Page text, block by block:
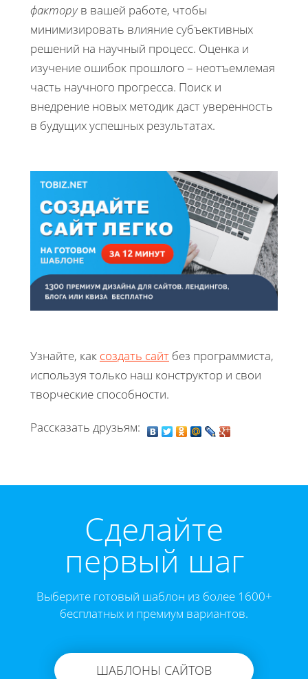
факторув вашей работе, чтобы
минимизировать влияние субъективных
решений на научный процесс. Оценка и
изучение ошибок прошлого – неотъемлемая
часть научного прогресса. Поиск и
внедрение новых методик даст уверенность
в будущих успешных результатах.
Узнайте, как создать сайт без программиста,
используя только наш конструктор и свои
творческие способности.
Рассказать друзьям:
Cделайте
первый шаг
Выберите готовый шаблон из более 1600+
бесплатных и премиум вариантов.
ШАБЛОНЫ САЙТОВ